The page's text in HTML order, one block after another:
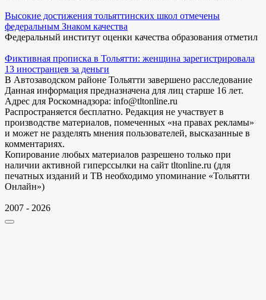
Высокие достижения тольяттинских школ отмечены
федеральным Знаком качества
Федеральный институт оценки качества образования отметил
Фиктивная прописка в Тольятти: женщина зарегистрировала
13 иностранцев за деньги
В Автозаводском районе Тольятти завершено расследование
Данная информация предназначена для лиц старше 16 лет.
Адрес для Роскомнадзора: info@tltonline.ru
Распространяется бесплатно. Редакция не участвует в
производстве материалов, помеченных «на правах рекламы»
и может не разделять мнения пользователей, высказанные в
комментариях.
Копирование любых материалов разрешено только при
наличии активной гиперссылки на сайт tltonline.ru (для
печатных изданий и ТВ необходимо упоминание «Тольятти
Онлайн»)
2007 - 2026